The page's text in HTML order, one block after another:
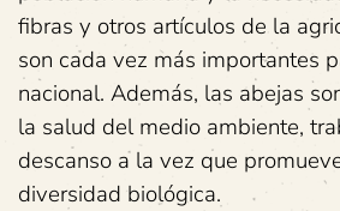
fibras y otros artículos de la
son cada vez más importantes
nacional. Además, las abejas
la salud del medio ambiente,
descanso a la vez que
diversidad biológica.